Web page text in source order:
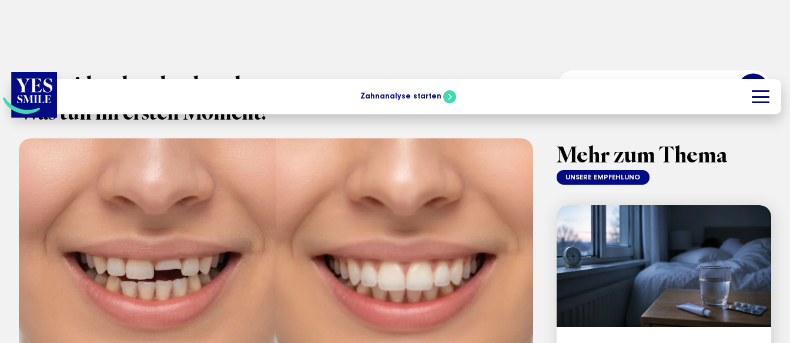
Zahnanalyse starten
Schneidezahn abgebrochen:
Was tun im ersten Moment?
➜
Mehr zum Thema
UNSERE EMPFEHLUNG